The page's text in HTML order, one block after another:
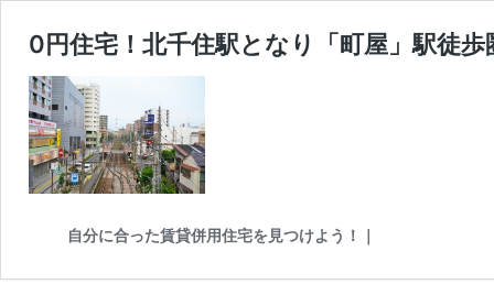
0円住宅！北千住駅となり「町屋」駅徒歩
自分に合った賃貸併用住宅を見つけよう！｜